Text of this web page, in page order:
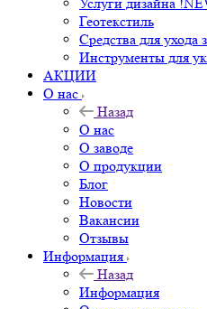
Геотекстиль
Средства для ухода
Инструменты для
АКЦИИ
О нас
Назад
О нас
О заводе
О продукции
Блог
Новости
Вакансии
Отзывы
Информация
Назад
Информация